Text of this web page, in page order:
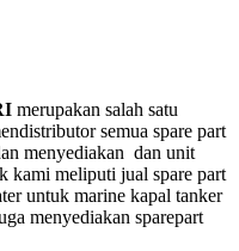
merupakan salah satu
semua spare part
menyediakan dan unit
kami meliputi jual spare part
untuk marine kapal tanker
menyediakan sparepart